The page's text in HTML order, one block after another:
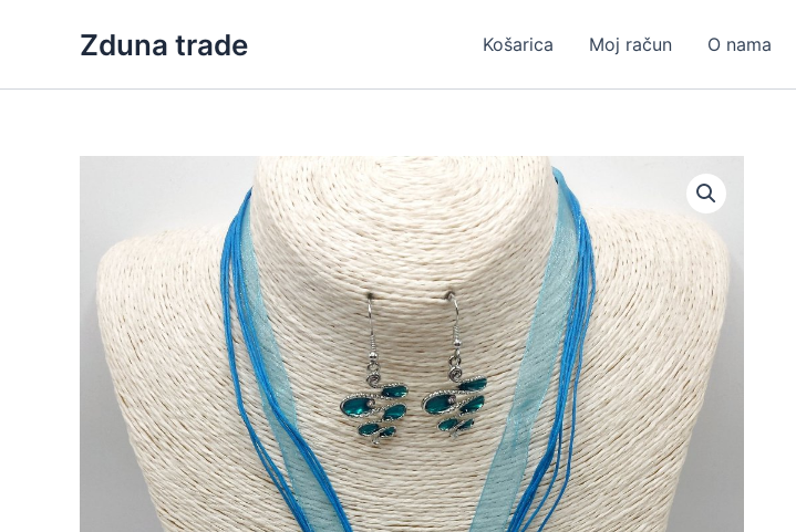
Zduna trade Košarica Moj račun O nama